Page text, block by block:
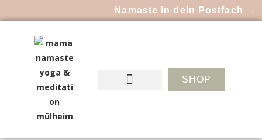
Namaste in dein Postfach →
SHOP